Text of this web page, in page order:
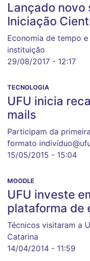
Lançado novo
Iniciação
Economia de tempo
instituição
29/08/2017 - 12:17
TECNOLOGIA
UFU inicia
mails
Participam da
formato
15/05/2015 - 15:04
MOODLE
UFU investe
plataforma de
Técnicos visitaram a
Catarina
14/04/2014 - 11:59